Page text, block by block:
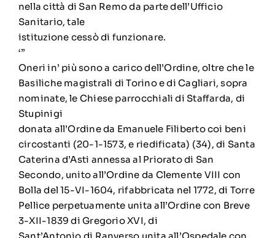
nella città di San Remo da parte dell’Ufficio
Sanitario, tale
istituzione cessò di funzionare.
‘”
Oneri in’ più sono a carico dell’Ordine, oltre che le
Basiliche magistrali di Torino e di Cagliari, sopra
nominate, le Chiese parrocchiali di Staffarda, di
Stupinigi
donata all’Ordine da Emanuele Filiberto coi beni
circostanti (20-1-1573, e riedificata) (34), di Santa
Caterina d’Asti annessa al Priorato di San
Secondo, unito all’Ordine da Clemente VIII con
Bolla del 15-VI-1604, rifabbricata nel 1772, di Torre
Pellice perpetuamente unita all’Ordine con Breve
3-XII-1839 di Gregorio XVI, di